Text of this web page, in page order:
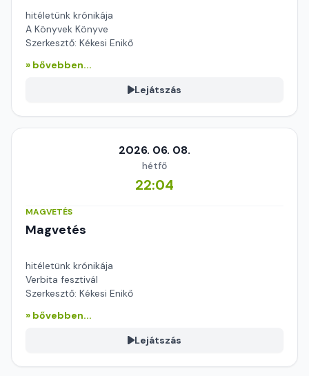
hitéletünk krónikája
A Könyvek Könyve
Szerkesztő: Kékesi Enikő
» bővebben...
Lejátszás
2026. 06. 08.
hétfő
22:04
MAGVETÉS
Magvetés
hitéletünk krónikája
Verbita fesztivál
Szerkesztő: Kékesi Enikő
» bővebben...
Lejátszás